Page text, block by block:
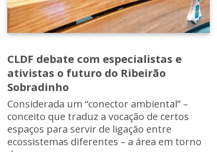
CLDF debate com especialistas e
ativistas o futuro do Ribeirão
Sobradinho
Considerada um “conector ambiental” –
conceito que traduz a vocação de certos
espaços para servir de ligação entre
ecossistemas diferentes – a área em torno